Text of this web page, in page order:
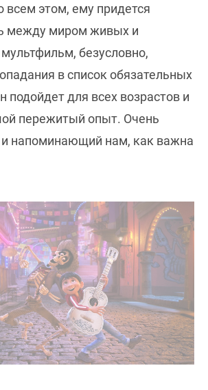
всем этом, ему придется
между миром живых и
безусловно,
в список обязательных
подойдет для всех возрастов и
пережитый опыт. Очень
напоминающий нам, как важна